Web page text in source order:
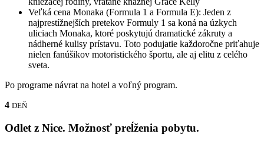
Veľká cena Monaka (Formula 1 a Formula E): Jeden z
najprestížnejších pretekov Formuly 1 sa koná na úzkych
uliciach Monaka, ktoré poskytujú dramatické zákruty a
nádherné kulisy prístavu. Toto podujatie každoročne priťahuje
nielen fanúšikov motoristického športu, ale aj elitu z celého
sveta.
Po programe návrat na hotel a voľný program.
4 DEŇ
Odlet z Nice. Možnosť preĺženia pobytu.